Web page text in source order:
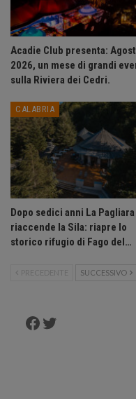
Acadie Club presenta:
2026, un mese di grandi
sulla Riviera dei Cedri.
CALABRIA
Dopo sedici anni La Pagliara
riaccende la Sila: riapre lo
storico rifugio di Fago del…
PRECEDENTE SUCCESSIVO
Facebook
Twitter